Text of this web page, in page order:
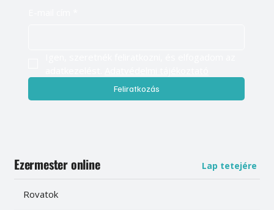
Feliratkozás
Ezermester online Lap tetejére
Rovatok